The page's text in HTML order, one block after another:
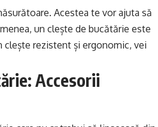
Acestea te vor ajuta să
un clește de bucătărie este
clește rezistent și ergonomic, vei
Accesorii